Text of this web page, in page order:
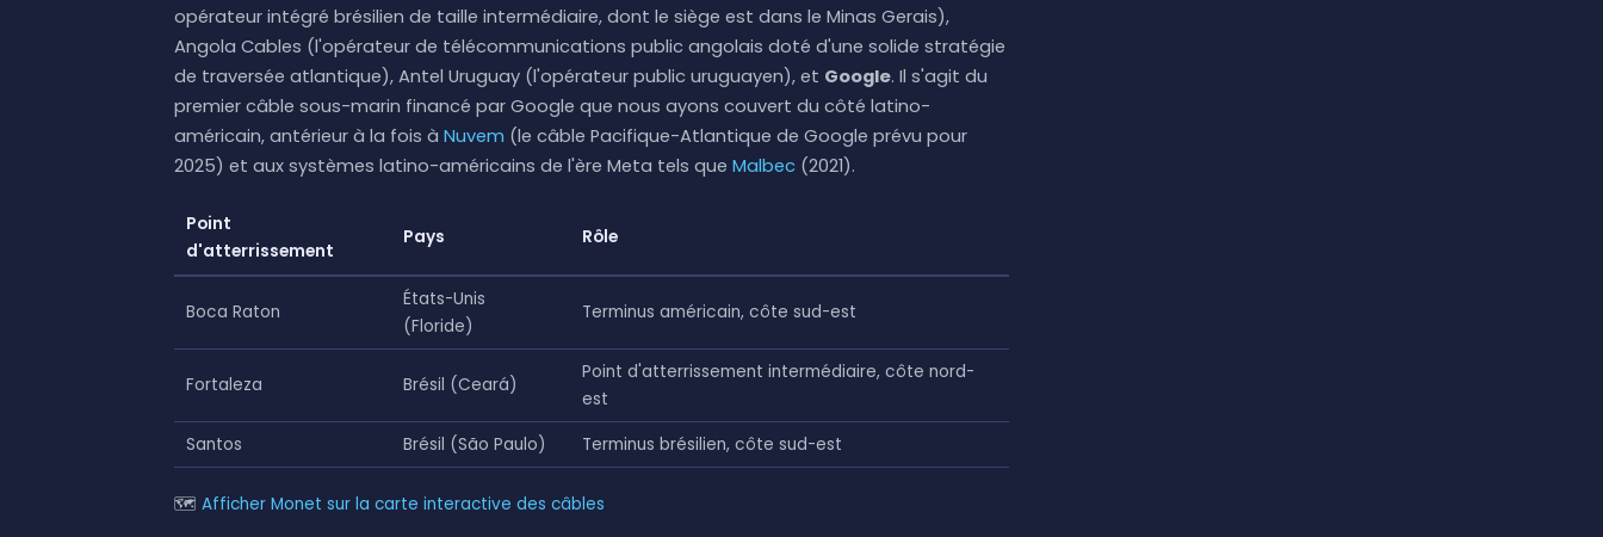
opérateur intégré brésilien de taille intermédiaire, dont le siège est dans le Minas Gerais),
Angola Cables (l'opérateur de télécommunications public angolais doté d'une solide stratégie
de traversée atlantique), Antel Uruguay (l'opérateur public uruguayen), et Google. Il s'agit du
premier câble sous-marin financé par Google que nous ayons couvert du côté latino-
américain, antérieur à la fois à Nuvem (le câble Pacifique-Atlantique de Google prévu pour
2025) et aux systèmes latino-américains de l'ère Meta tels que Malbec (2021).
Point
d'atterrissement
Pays Rôle
Boca Raton
États-Unis
(Floride)
Terminus américain, côte sud-est
Fortaleza Brésil (Ceará)
Point d'atterrissement intermédiaire, côte nord-
est
Santos
Brésil (São Paulo) Terminus brésilien, côte sud-est
🗺 Afficher Monet sur la carte interactive des câbles